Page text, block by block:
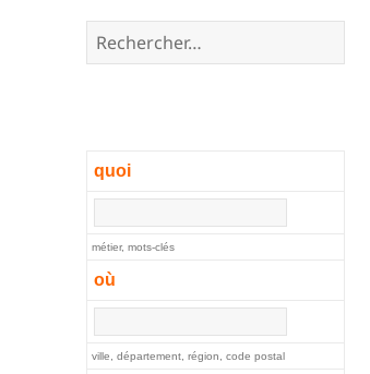
Rechercher :
quoi
métier, mots-clés
où
ville, département, région, code postal